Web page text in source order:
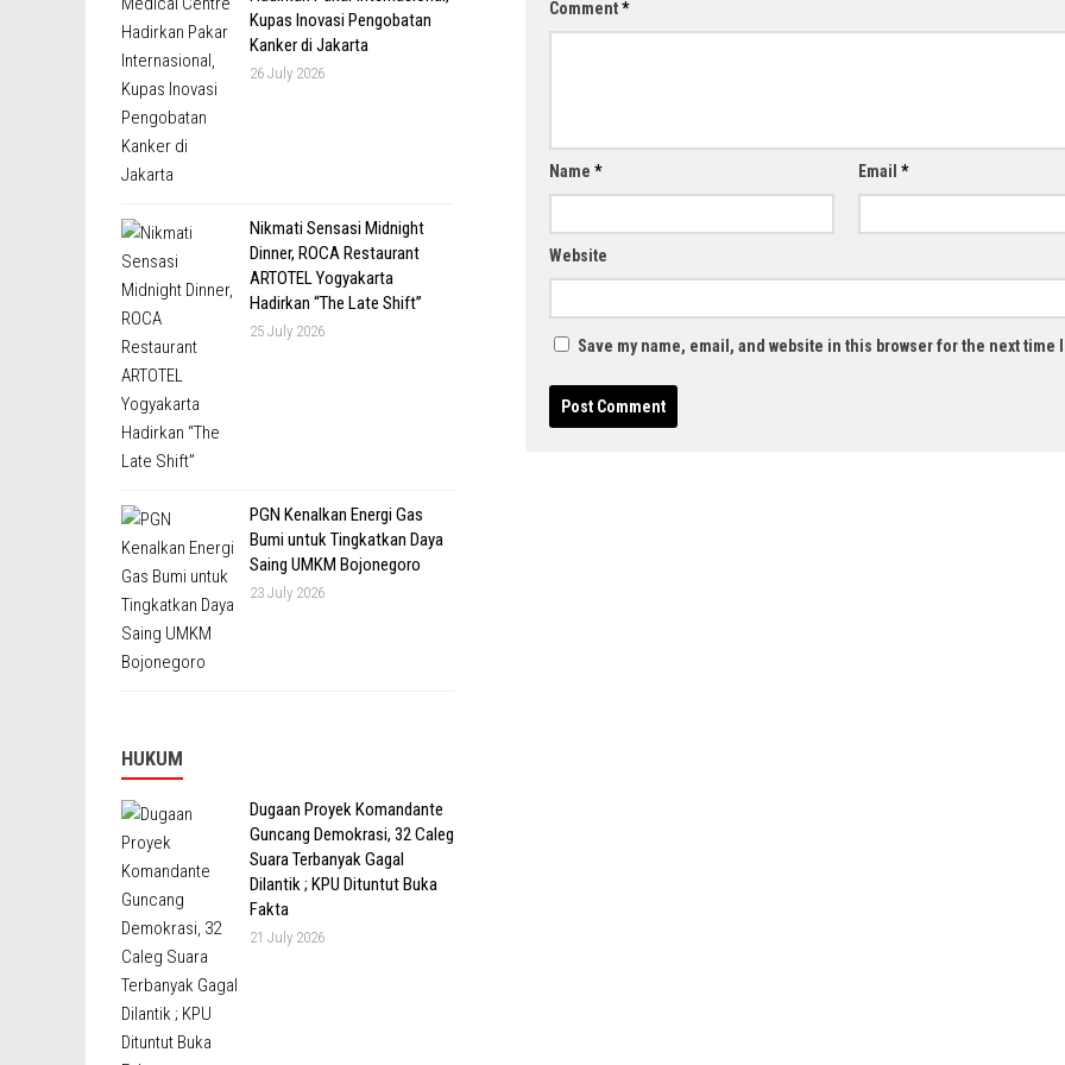
Comment*
Name * Email *
Website
Save my name, email, and website in this browser for the next time
Kupas Inovasi Pengobatan
Kanker di Jakarta
26 July 2026
Nikmati Sensasi Midnight
Dinner, ROCA Restaurant
ARTOTEL Yogyakarta
Hadirkan “The Late Shift”
25 July 2026
PGN Kenalkan Energi Gas
Bumi untuk Tingkatkan Daya
Saing UMKM Bojonegoro
23 July 2026
HUKUM
Dugaan Proyek Komandante
Guncang Demokrasi, 32 Caleg
Suara Terbanyak Gagal
Dilantik ; KPU Dituntut Buka
Fakta
21 July 2026